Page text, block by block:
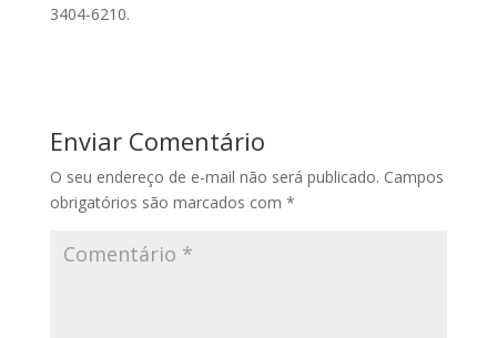
3404-6210.
Enviar Comentário
O seu endereço de e-mail não será publicado. Campos
obrigatórios são marcados com *